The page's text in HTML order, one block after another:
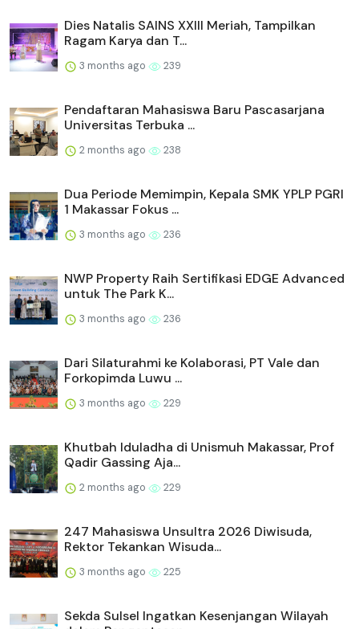
Dies Natalis SAINS XXIII Meriah, Tampilkan
Ragam Karya dan T...
3 months ago 239
Pendaftaran Mahasiswa Baru Pascasarjana
Universitas Terbuka ...
2 months ago 238
Dua Periode Memimpin, Kepala SMK YPLP PGRI
1 Makassar Fokus ...
3 months ago 236
NWP Property Raih Sertifikasi EDGE Advanced
untuk The Park K...
3 months ago 236
Dari Silaturahmi ke Kolaborasi, PT Vale dan
Forkopimda Luwu ...
3 months ago 229
Khutbah Iduladha di Unismuh Makassar, Prof
Qadir Gassing Aja...
2 months ago 229
247 Mahasiswa Unsultra 2026 Diwisuda,
Rektor Tekankan Wisuda...
3 months ago 225
Sekda Sulsel Ingatkan Kesenjangan Wilayah